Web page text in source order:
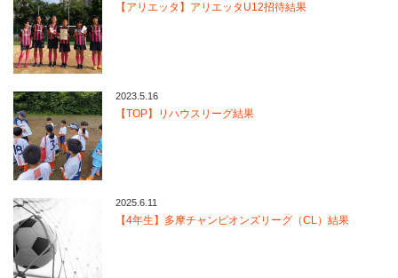
【アリエッタ】アリエッタU12招待結果
2023.5.16
【TOP】リハウスリーグ結果
2025.6.11
【4年生】多摩チャンピオンズリーグ（CL）結果